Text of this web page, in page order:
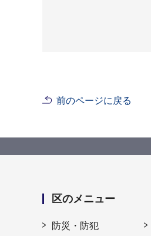
前のページに戻る
区のメニュー
防災・防犯